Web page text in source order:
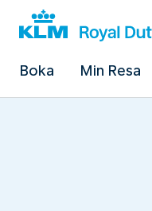
Boka Min Resa